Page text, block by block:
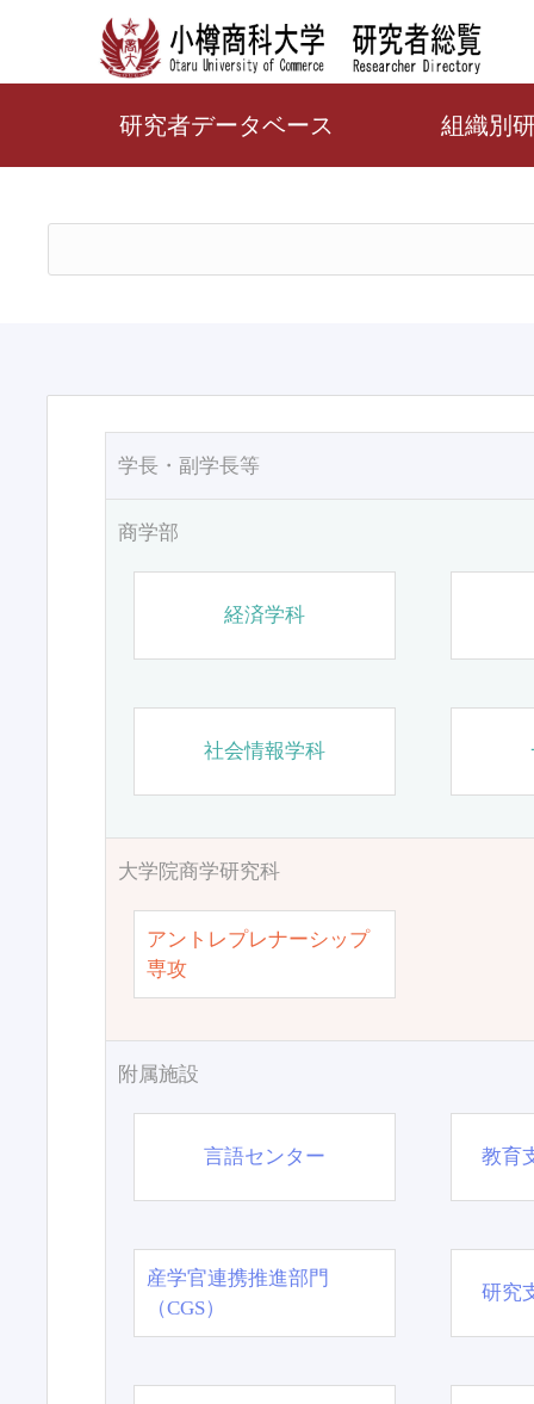
研究者データベース 組織別
学長・副学長等
商学部
経済学科
社会情報学科
大学院商学研究科
アントレプレナーシップ
専攻
附属施設
言語センター 教育
産学官連携推進部門
（CGS）
研究